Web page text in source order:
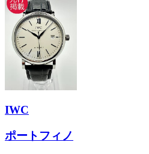
IWC
ポートフィノ